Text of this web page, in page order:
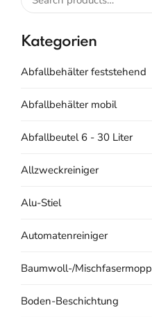
Kategorien
Abfallbehälter feststehend
Abfallbehälter mobil
Abfallbeutel 6 - 30 Liter
Allzweckreiniger
Alu-Stiel
Automatenreiniger
Baumwoll-/Mischfasermopp
Boden-Beschichtung